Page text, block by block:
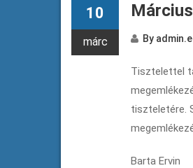
10
márc By
Tisztelettel
tiszteletére.
Barta Ervin